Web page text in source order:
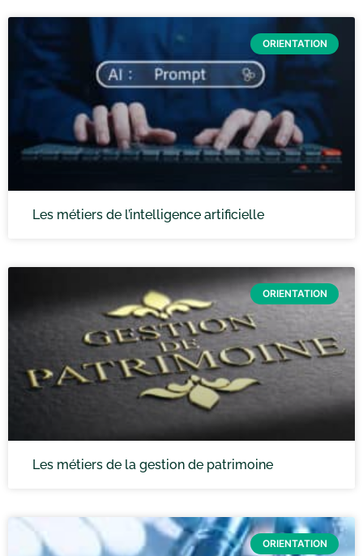
ORIENTATION
Les métiers de l’intelligence artificielle
ORIENTATION
Les métiers de la gestion de patrimoine
ORIENTATION